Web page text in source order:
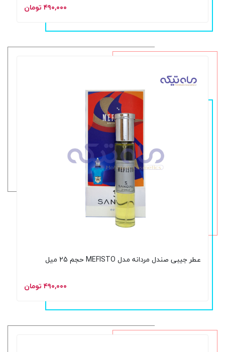
۴۹۰,۰۰۰ تومان
عطر جیبی صندل مردانه مدل MEFISTO حجم 25 میل
۴۹۰,۰۰۰ تومان